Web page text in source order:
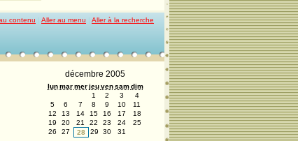
contenu Aller au menu Aller à la recherche
décembre 2005
lun mar mer jeu ven sam dim
1
2 3
4
5
6 7 8 9 10
11
12
13 14 15 16 17
18
19
20 21 22 23 24
25
26
27 28 29 30 31